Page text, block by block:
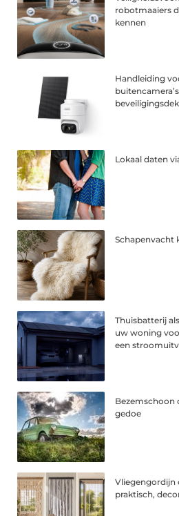
robotmaaiers
kennen
Handleiding
Lokaal daten
Schapenvacht
Thuisbatterij
uw woning
een
Bezemschoon
gedoe
Vliegengordijn
praktisch,